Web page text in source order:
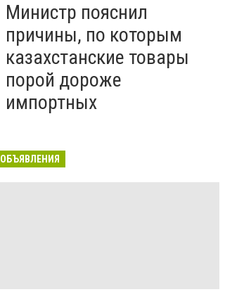
Министр пояснил
причины, по которым
казахстанские товары
порой дороже
импортных
ОБЪЯВЛЕНИЯ